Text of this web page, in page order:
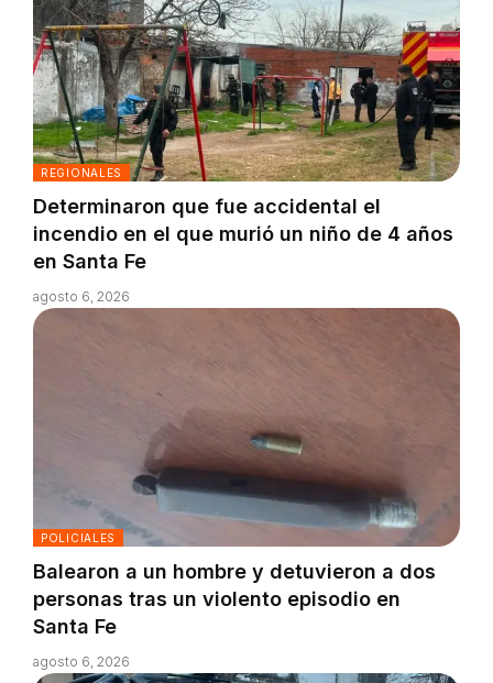
REGIONALES
Determinaron que fue accidental el
incendio en el que murió un niño de 4 años
en Santa Fe
agosto 6, 2026
POLICIALES
Balearon a un hombre y detuvieron a dos
personas tras un violento episodio en
Santa Fe
agosto 6, 2026